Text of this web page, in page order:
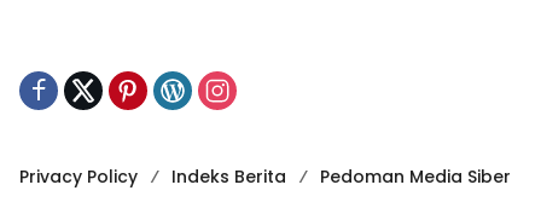
Privacy Policy Indeks Berita Pedoman Media Siber